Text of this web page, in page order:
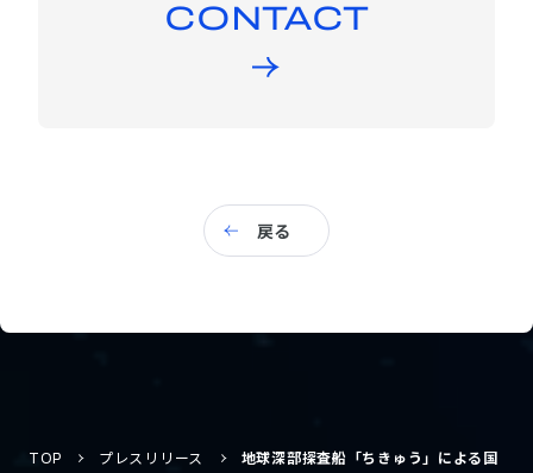
CONTACT
戻る
TOP プレスリリース
地球深部探査船「ちきゅう」による国